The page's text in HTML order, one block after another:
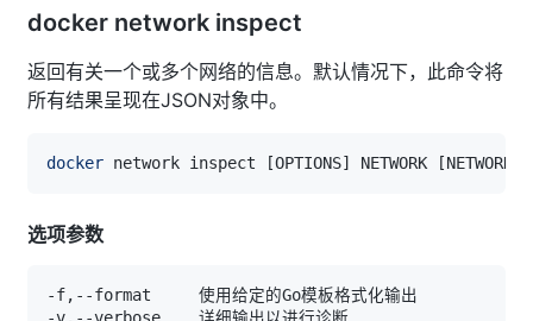
docker network inspect
返回有关一个或多个网络的信息。默认情况下，此命令将
所有结果呈现在JSON对象中。
docker network inspect [OPTIONS] NETWORK [NETWORK
选项参数